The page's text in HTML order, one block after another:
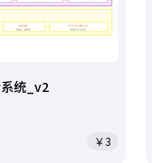
统_v2
￥3